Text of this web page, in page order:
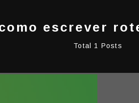
escrever
Total 1 Posts